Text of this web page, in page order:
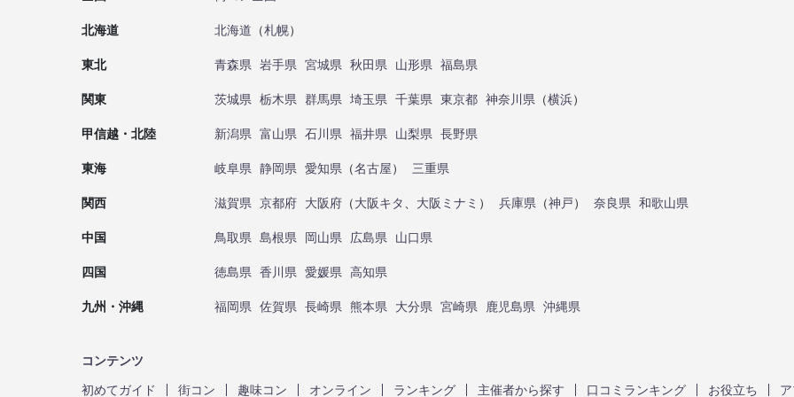
北海道 北海道 （札幌）
東北 青森県 岩手県 宮城県 秋田県 山形県 福島県
関東 茨城県 栃木県 群馬県 埼玉県 千葉県 東京都 神奈川県 （横浜）
甲信越・北陸 新潟県 富山県 石川県 福井県 山梨県 長野県
東海 岐阜県 静岡県 愛知県 （名古屋） 三重県
関西 滋賀県 京都府 大阪府 （大阪キタ 大阪ミナミ ） 兵庫県 （神戸） 奈良県 和歌山県
中国 鳥取県 島根県 岡山県 広島県 山口県
四国 徳島県 香川県 愛媛県 高知県
九州・沖縄 福岡県 佐賀県 長崎県 熊本県 大分県 宮崎県 鹿児島県 沖縄県
コンテンツ
初めてガイド
街コン 趣味コン オンライン ランキング 主催者から探す 口コミランキング お役立ち